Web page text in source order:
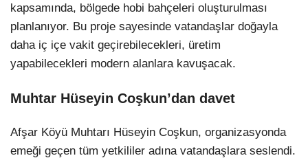
kapsamında, bölgede hobi bahçeleri oluşturulması
planlanıyor. Bu proje sayesinde vatandaşlar doğayla
daha iç içe vakit geçirebilecekleri, üretim
yapabilecekleri modern alanlara kavuşacak.
Muhtar Hüseyin Coşkun’dan davet
Afşar Köyü Muhtarı Hüseyin Coşkun, organizasyonda
emeği geçen tüm yetkililer adına vatandaşlara seslendi.